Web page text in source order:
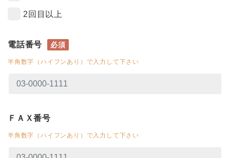
2回目以上
電話番号 必須
半角数字（ハイフンあり）で入力して下さい
ＦＡＸ番号
半角数字（ハイフンあり）で入力して下さい